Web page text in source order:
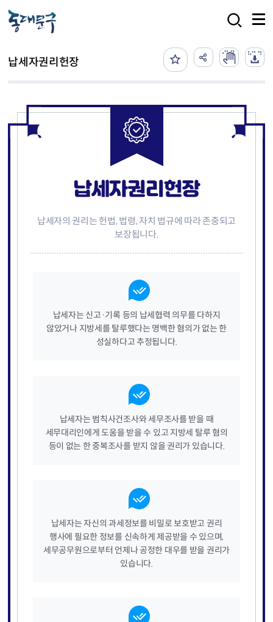
납세자권리헌장
납세자권리헌장
납세자의 권리는 헌법, 법령, 자치 법규에 따라 존중되고
보장됩니다.
납세자는 신고·기록 등의 납세협력 의무를 다하지
않았거나 지방세를 탈루했다는 명백한 혐의가 없는 한
성실하다고 추정됩니다.
납세자는 범칙사건조사와 세무조사를 받을 때
세무대리인에게 도움을 받을 수 있고 지방세 탈루 혐의
등이 없는 한 중복조사를 받지 않을 권리가 있습니다.
납세자는 자신의 과세정보를 비밀로 보호받고 권리
행사에 필요한 정보를 신속하게 제공받을 수 있으며,
세무공무원으로부터 언제나 공정한 대우를 받을 권리가
있습니다.